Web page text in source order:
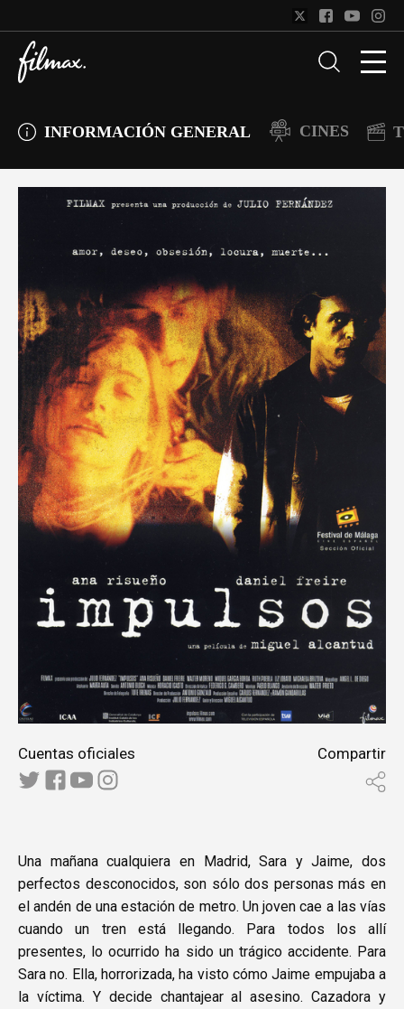
INFORMACIÓN GENERAL CINES
Cuentas oficiales Compartir
Una mañana cualquiera en Madrid, Sara y Jaime, dos
perfectos desconocidos, son sólo dos personas más en
el andén de una estación de metro. Un joven cae a las vías
cuando un tren está llegando. Para todos los allí
presentes, lo ocurrido ha sido un trágico accidente. Para
Sara no. Ella, horrorizada, ha visto cómo Jaime empujaba a
la víctima. Y decide chantajear al asesino. Cazadora y